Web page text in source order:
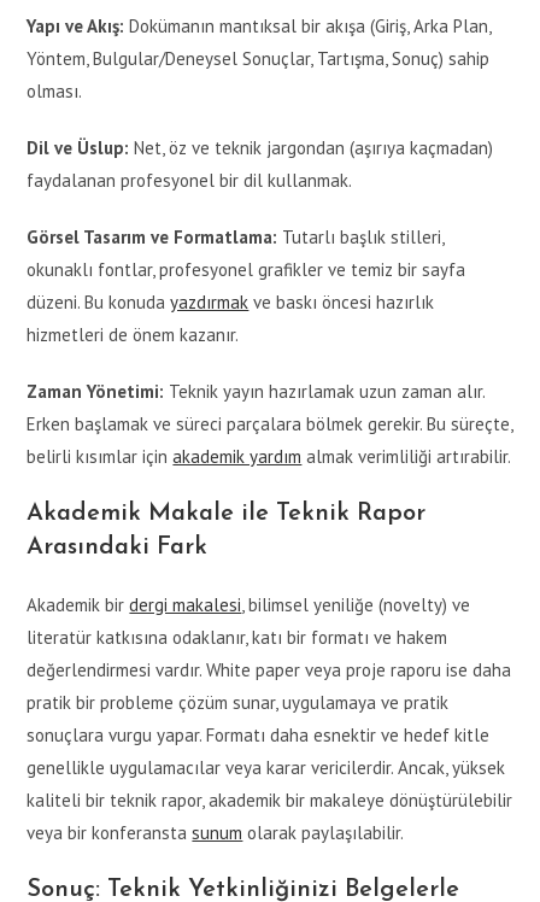
Yapı ve Akış: Dokümanın mantıksal bir akışa (Giriş, Arka Plan,
Yöntem, Bulgular/Deneysel Sonuçlar, Tartışma, Sonuç) sahip
olması.
Dil ve Üslup: Net, öz ve teknik jargondan (aşırıya kaçmadan)
faydalanan profesyonel bir dil kullanmak.
Görsel Tasarım ve Formatlama: Tutarlı başlık stilleri,
okunaklı fontlar, profesyonel grafikler ve temiz bir sayfa
düzeni. Bu konudayazdırmak ve baskı öncesi hazırlık
hizmetleri de önem kazanır.
Zaman Yönetimi: Teknik yayın hazırlamak uzun zaman alır.
Erken başlamak ve süreci parçalara bölmek gerekir. Bu süreçte,
belirli kısımlar içinakademik yardım almak verimliliği artırabilir.
Akademik Makale ile Teknik Rapor
Arasındaki Fark
Akademik birdergi makalesi , bilimsel yeniliğe (novelty) ve
literatür katkısına odaklanır, katı bir formatı ve hakem
değerlendirmesi vardır. White paper veya proje raporu ise daha
pratik bir probleme çözüm sunar, uygulamaya ve pratik
sonuçlara vurgu yapar. Formatı daha esnektir ve hedef kitle
genellikle uygulamacılar veya karar vericilerdir. Ancak, yüksek
kaliteli bir teknik rapor, akademik bir makaleye dönüştürülebilir
veya bir konferanstasunum olarak paylaşılabilir.
Sonuç: Teknik Yetkinliğinizi Belgelerle